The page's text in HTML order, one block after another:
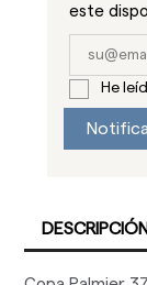
este
He
DESCRIPCIÓN